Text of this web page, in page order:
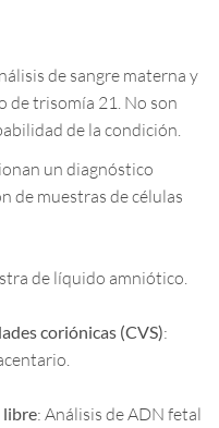
de sangre materna y
de trisomía 21. No son
de la condición.
un diagnóstico
de muestras de células
de líquido amniótico.
coriónicas (CVS):
libre: Análisis de ADN fetal